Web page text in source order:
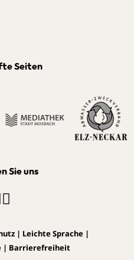
Seiten
Sie uns
| Leichte Sprache |
| Barrierefreiheit